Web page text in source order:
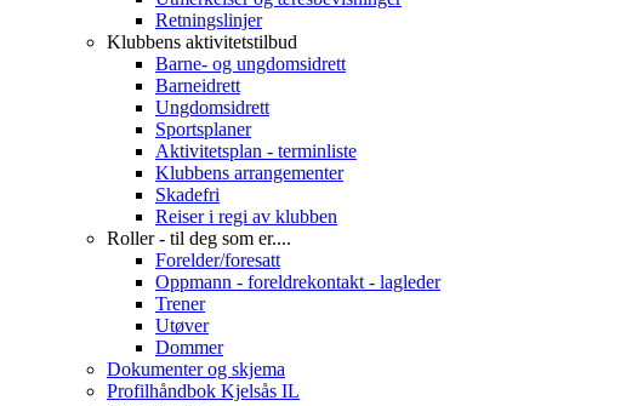
Retningslinjer
Klubbens aktivitetstilbud
Barne- og ungdomsidrett
Barneidrett
Ungdomsidrett
Sportsplaner
Aktivitetsplan - terminliste
Klubbens arrangementer
Skadefri
Reiser i regi av klubben
Roller - til deg som er....
Forelder/foresatt
Oppmann - foreldrekontakt - lagleder
Trener
Utøver
Dommer
Dokumenter og skjema
Profilhåndbok Kjelsås IL